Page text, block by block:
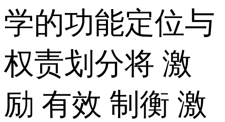
学的功能定位与
权责划分将 激
励 有效 制衡 激